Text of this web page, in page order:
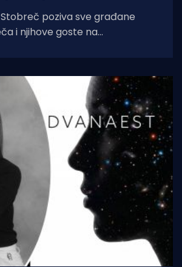
poziva sve građane
i njihove goste na